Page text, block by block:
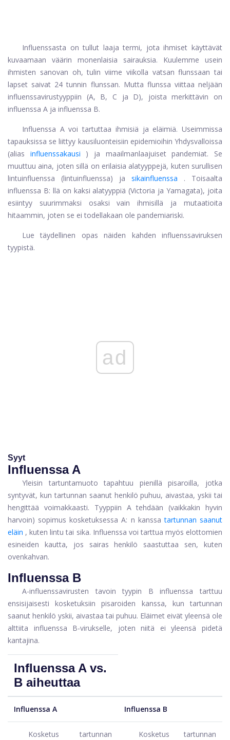
Influenssasta on tullut laaja termi, jota ihmiset käyttävät
kuvaamaan väärin monenlaisia ​​sairauksia. Kuulemme usein
ihmisten sanovan oh, tulin viime viikolla vatsan flunssaan tai
lapset saivat 24 tunnin flunssan. Mutta flunssa viittaa neljään
influenssavirustyyppiin (A, B, C ja D), joista merkittävin on
influenssa A ja influenssa B.
Influenssa A voi tartuttaa ihmisiä ja eläimiä. Useimmissa
tapauksissa se liittyy kausiluonteisiin epidemioihin Yhdysvalloissa
(alias
influenssakausi
) ja maailmanlaajuiset pandemiat. Se
muuttuu aina, joten sillä on erilaisia ​​alatyyppejä, kuten surullisen
lintuinfluenssa (lintuinfluenssa) ja
sikainfluenssa
. Toisaalta
influenssa B: llä on kaksi alatyyppiä (Victoria ja Yamagata), joita
esiintyy suurimmaksi osaksi vain ihmisillä ja mutaatioita
hitaammin, joten se ei todellakaan ole pandemiariski.
Lue täydellinen opas näiden kahden influenssaviruksen
tyypistä.
ad
Syyt
Influenssa A
Yleisin tartuntamuoto tapahtuu pienillä pisaroilla, jotka
syntyvät, kun tartunnan saanut henkilö puhuu, aivastaa, yskii tai
hengittää voimakkaasti. Tyyppiin A tehdään (vaikkakin hyvin
harvoin) sopimus kosketuksessa A: n kanssa tartunnan saanut
eläin , kuten lintu tai sika. Influenssa voi tarttua myös elottomien
esineiden kautta, jos sairas henkilö saastuttaa sen, kuten
ovenkahvan.
Influenssa B
A-influenssavirusten tavoin tyypin B influenssa tarttuu
ensisijaisesti kosketuksiin pisaroiden kanssa, kun tartunnan
saanut henkilö yskii, aivastaa tai puhuu. Eläimet eivät yleensä ole
alttiita influenssa B-virukselle, joten niitä ei yleensä pidetä
kantajina.
Influenssa A vs.
B aiheuttaa
Influenssa A Influenssa B
Kosketus tartunnan
Kosketus tartunnan